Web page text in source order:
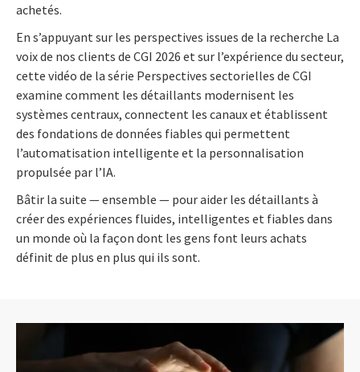
achetés.
En s’appuyant sur les perspectives issues de la recherche La
voix de nos clients de CGI 2026 et sur l’expérience du secteur,
cette vidéo de la série Perspectives sectorielles de CGI
examine comment les détaillants modernisent les
systèmes centraux, connectent les canaux et établissent
des fondations de données fiables qui permettent
l’automatisation intelligente et la personnalisation
propulsée par l’IA.
Bâtir la suite — ensemble — pour aider les détaillants à
créer des expériences fluides, intelligentes et fiables dans
un monde où la façon dont les gens font leurs achats
définit de plus en plus qui ils sont.